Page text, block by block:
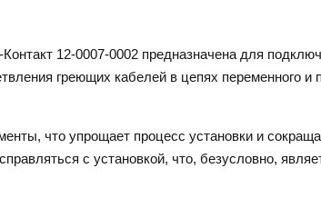
12-0007-0002 предназначена для
греющих кабелей в цепях переменного и
что упрощает процесс установки и
с установкой, что, безусловно,